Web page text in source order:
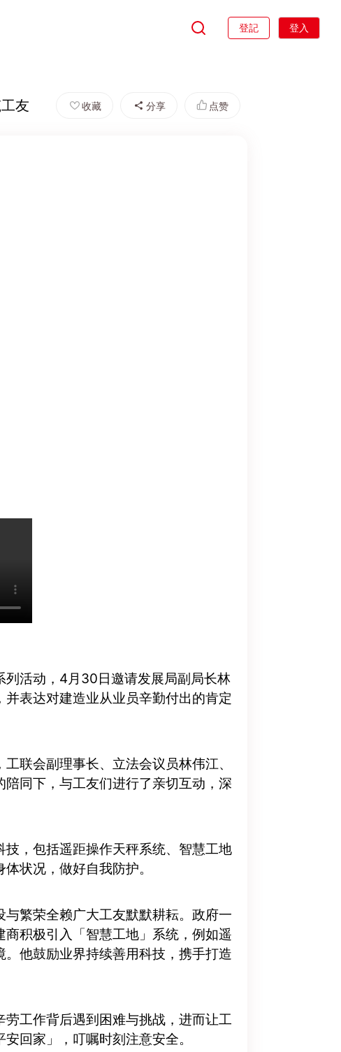
登記 登入
友 收藏 分享 点赞
活动，4月30日邀请发展局副局长林
表达对建造业从业员辛勤付出的肯定
联会副理事长、立法会议员林伟江、
同下，与工友们进行了亲切互动，深
，包括遥距操作天秤系统、智慧工地
状况，做好自我防护。
繁荣全赖广大工友默默耕耘。政府一
积极引入「智慧工地」系统，例如遥
他鼓励业界持续善用科技，携手打造
工作背后遇到困难与挑战，进而让工
回家」，叮嘱时刻注意安全。